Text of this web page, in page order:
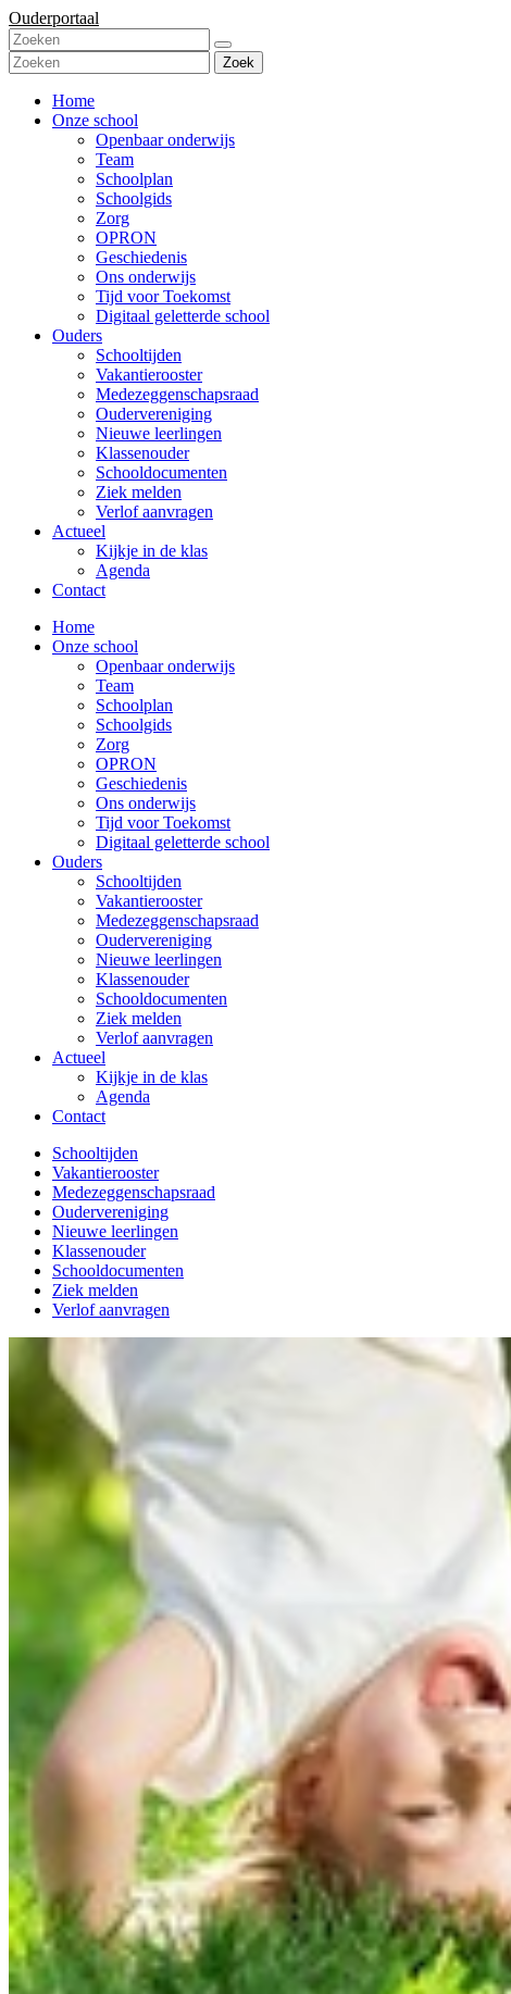
Ouderportaal
Zoek
Home
Onze school
Openbaar onderwijs
Team
Schoolplan
Schoolgids
Zorg
OPRON
Geschiedenis
Ons onderwijs
Tijd voor Toekomst
Digitaal geletterde school
Ouders
Schooltijden
Vakantierooster
Medezeggenschapsraad
Oudervereniging
Nieuwe leerlingen
Klassenouder
Schooldocumenten
Ziek melden
Verlof aanvragen
Actueel
Kijkje in de klas
Agenda
Contact
Home
Onze school
Openbaar onderwijs
Team
Schoolplan
Schoolgids
Zorg
OPRON
Geschiedenis
Ons onderwijs
Tijd voor Toekomst
Digitaal geletterde school
Ouders
Schooltijden
Vakantierooster
Medezeggenschapsraad
Oudervereniging
Nieuwe leerlingen
Klassenouder
Schooldocumenten
Ziek melden
Verlof aanvragen
Actueel
Kijkje in de klas
Agenda
Contact
Schooltijden
Vakantierooster
Medezeggenschapsraad
Oudervereniging
Nieuwe leerlingen
Klassenouder
Schooldocumenten
Ziek melden
Verlof aanvragen